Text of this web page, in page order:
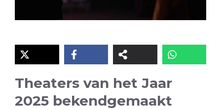
Theaters van het Jaar
2025 bekendgemaakt